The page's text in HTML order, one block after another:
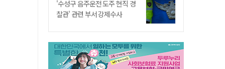
'수성구 음주운전 도주 현직 경
찰관' 관련 부서 강제수사